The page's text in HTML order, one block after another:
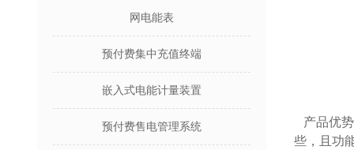
网电能表
预付费集中充值终端
嵌入式电能计量装置
预付费售电管理系统
产品优
些，且功